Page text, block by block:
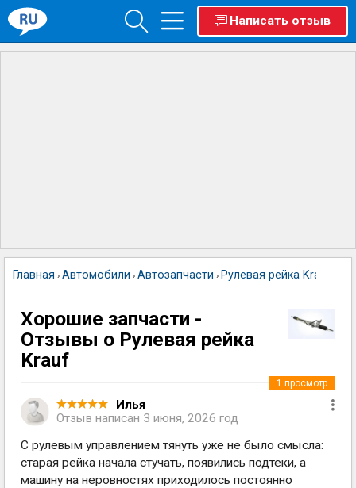
Написать отзыв
Главная › Автомобили › Автозапчасти › Рулевая рейка Krauf
Хорошие запчасти -
Отзывы о Рулевая рейка
Krauf
Илья
Отзыв написан 3 июня, 2026 год
1 просмотр
С рулевым управлением тянуть уже не было смысла:
старая рейка начала стучать, появились подтеки, а
машину на неровностях приходилось постоянно